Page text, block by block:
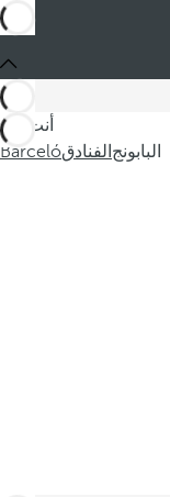
أنت في
Barcelóالفنادق البابونج